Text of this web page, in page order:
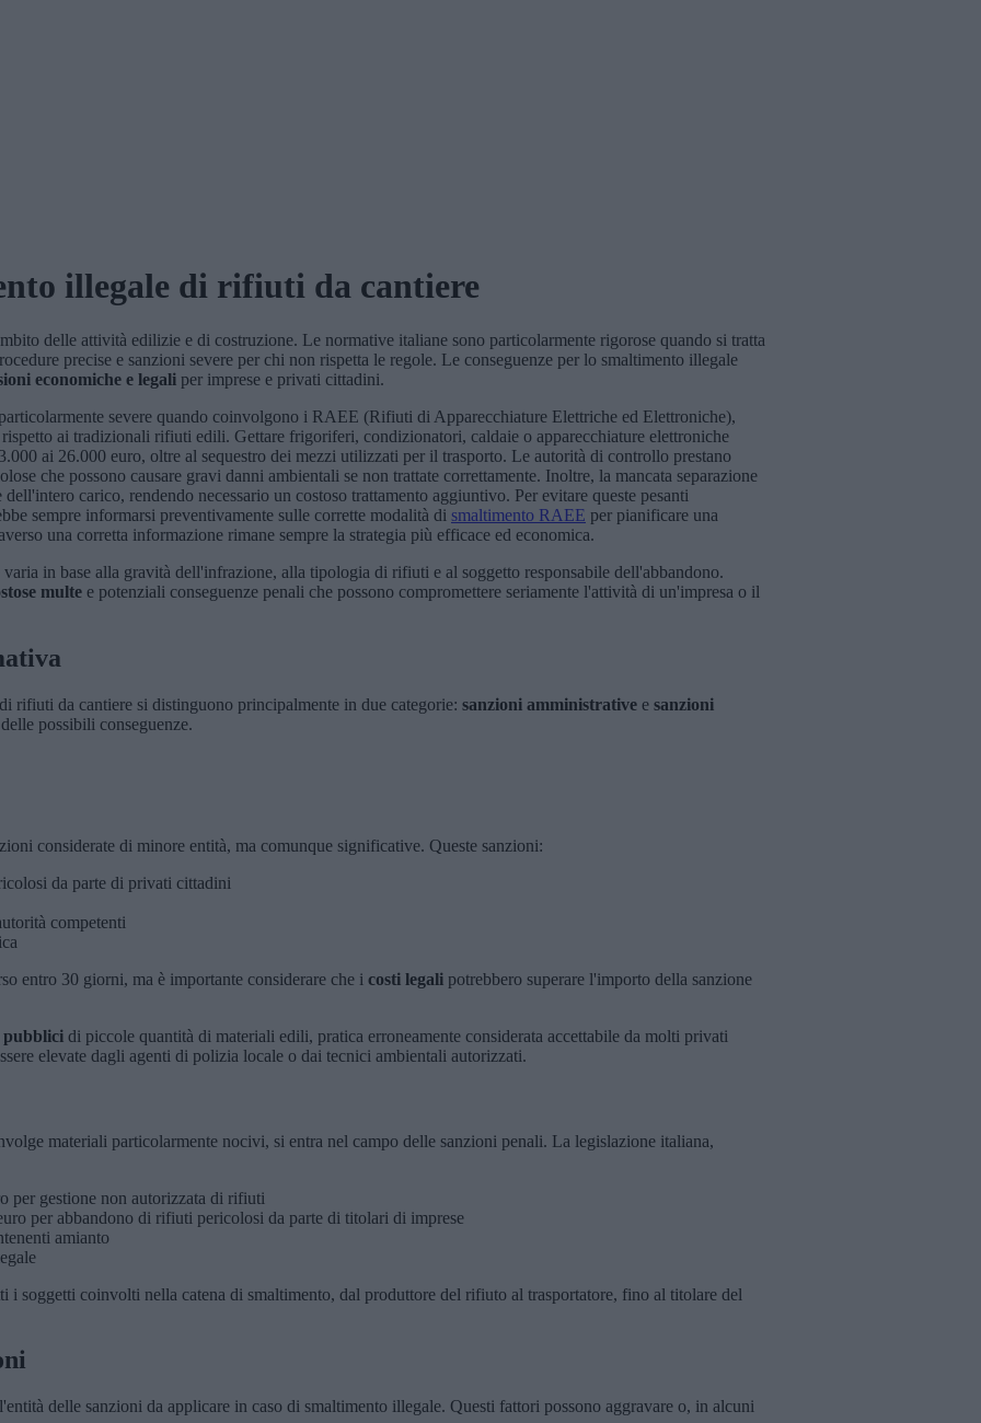
illegale di rifiuti da cantiere
delle attività edilizie e di costruzione. Le normative italiane sono particolarmente rigorose quando si tratta
precise e sanzioni severe per chi non rispetta le regole. Le conseguenze per lo smaltimento illegale
economiche e legali per imprese e privati cittadini.
severe quando coinvolgono i RAEE (Rifiuti di Apparecchiature Elettriche ed Elettroniche),
ai tradizionali rifiuti edili. Gettare frigoriferi, condizionatori, caldaie o apparecchiature elettroniche
ai 26.000 euro, oltre al sequestro dei mezzi utilizzati per il trasporto. Le autorità di controllo prestano
che possono causare gravi danni ambientali se non trattate correttamente. Inoltre, la mancata separazione
carico, rendendo necessario un costoso trattamento aggiuntivo. Per evitare queste pesanti
sempre informarsi preventivamente sulle corrette modalità di smaltimento RAEE per pianificare una
una corretta informazione rimane sempre la strategia più efficace ed economica.
in base alla gravità dell'infrazione, alla tipologia di rifiuti e al soggetto responsabile dell'abbandono.
multe e potenziali conseguenze penali che possono compromettere seriamente l'attività di un'impresa o il
rifiuti da cantiere si distinguono principalmente in due categorie: sanzioni amministrative e sanzioni
possibili conseguenze.
considerate di minore entità, ma comunque significative. Queste sanzioni:
da parte di privati cittadini
competenti
entro 30 giorni, ma è importante considerare che i costi legali potrebbero superare l'importo della sanzione
pubblici di piccole quantità di materiali edili, pratica erroneamente considerata accettabile da molti privati
elevate dagli agenti di polizia locale o dai tecnici ambientali autorizzati.
materiali particolarmente nocivi, si entra nel campo delle sanzioni penali. La legislazione italiana,
per gestione non autorizzata di rifiuti
per abbandono di rifiuti pericolosi da parte di titolari di imprese
amianto
i soggetti coinvolti nella catena di smaltimento, dal produttore del rifiuto al trasportatore, fino al titolare del
delle sanzioni da applicare in caso di smaltimento illegale. Questi fattori possono aggravare o, in alcuni